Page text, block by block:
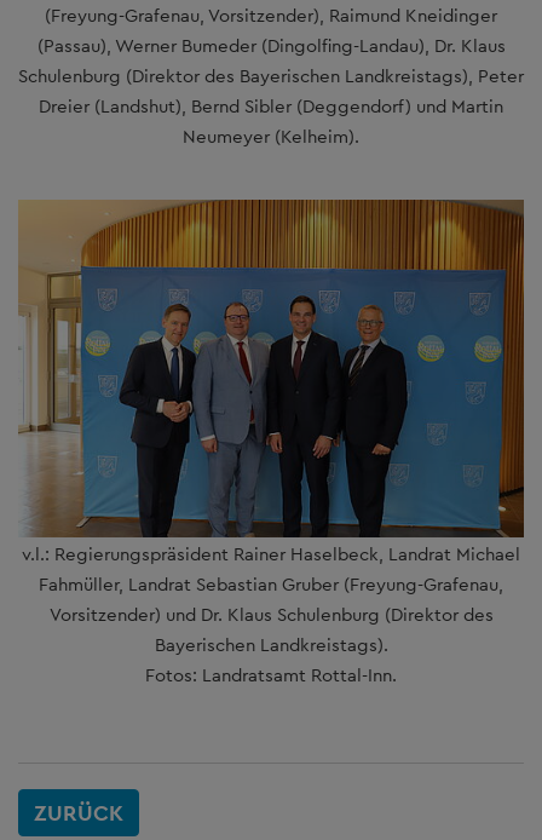
(Freyung-Grafenau, Vorsitzender), Raimund Kneidinger
(Passau), Werner Bumeder (Dingolfing-Landau), Dr. Klaus
Schulenburg (Direktor des Bayerischen Landkreistags), Peter
Dreier (Landshut), Bernd Sibler (Deggendorf) und Martin
Neumeyer (Kelheim).
v.l.: Regierungspräsident Rainer Haselbeck, Landrat Michael
Fahmüller, Landrat Sebastian Gruber (Freyung-Grafenau,
Vorsitzender) und Dr. Klaus Schulenburg (Direktor des
Bayerischen Landkreistags).
Fotos: Landratsamt Rottal-Inn.
ZURÜCK